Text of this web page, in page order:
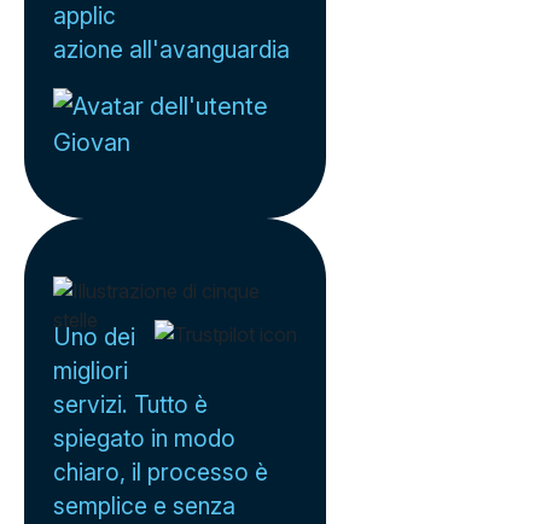
applic
azione all'avanguardia
Giovan
Uno dei
migliori
servizi. Tutto è
spiegato in modo
chiaro, il processo è
semplice e senza